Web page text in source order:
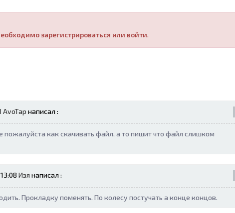
зарегистрироваться или войти.
AvoTap написал :
пожалуйста как скачивать файл, а то пишит что файл слишком
Изянаписал :
Прокладку поменять. По колесу постучать а конце концов.